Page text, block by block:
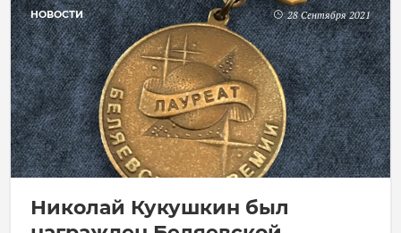
НОВОСТИ 28 Сентября 2021
Николай Кукушкин был